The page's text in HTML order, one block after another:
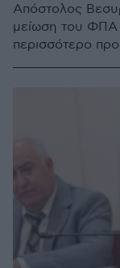
Απόστολος
μείωση του ΦΠΑ
περισσότερο